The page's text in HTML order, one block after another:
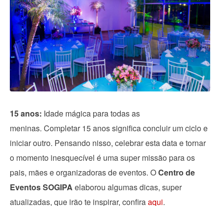
15 anos: Idade mágica para todas as
meninas. Completar 15 anos significa concluir um ciclo e
iniciar outro. Pensando nisso, celebrar esta data e tornar
o momento inesquecível é uma super missão para os
pais, mães e organizadoras de eventos. OCentro de
Eventos SOGIPA elaborou algumas dicas, super
atualizadas, que irão te inspirar, confiraaqui.